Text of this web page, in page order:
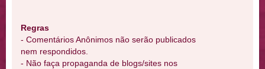
Regras
- Comentários Anônimos não serão publicados
nem respondidos.
- Não faça propaganda de blogs/sites nos